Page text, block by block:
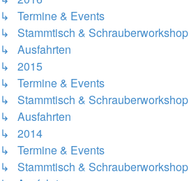
↳ Termine & Events
↳ Stammtisch & Schrauberworkshop
↳ Ausfahrten
↳ 2015
↳ Termine & Events
↳ Stammtisch & Schrauberworkshop
↳ Ausfahrten
↳ 2014
↳ Termine & Events
↳ Stammtisch & Schrauberworkshop